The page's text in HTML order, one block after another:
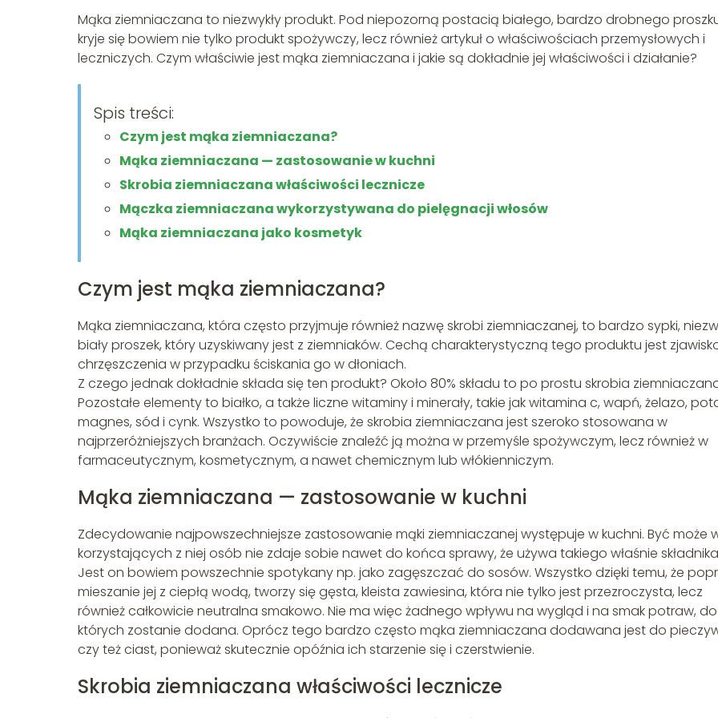
Mąka ziemniaczana to niezwykły produkt. Pod niepozorną postacią białego, bardzo drobnego
kryje się bowiem nie tylko produkt spożywczy, lecz również artykuł o właściwościach przemysłowych i
leczniczych. Czym właściwie jest mąka ziemniaczana i jakie są dokładnie jej właściwości i działanie?
Spis treści:
Czym jest mąka ziemniaczana?
Mąka ziemniaczana — zastosowanie w kuchni
Skrobia ziemniaczana właściwości lecznicze
Mączka ziemniaczana wykorzystywana do pielęgnacji włosów
Mąka ziemniaczana jako kosmetyk
Czym jest mąka ziemniaczana?
Mąka ziemniaczana, która często przyjmuje również nazwę skrobi ziemniaczanej, to bardzo sypki,
biały proszek, który uzyskiwany jest z ziemniaków. Cechą charakterystyczną tego produktu jest
chrzęszczenia w przypadku ściskania go w dłoniach.
Z czego jednak dokładnie składa się ten produkt? Około 80% składu to po prostu skrobia
Pozostałe elementy to białko, a także liczne witaminy i minerały, takie jak witamina c, wapń, żelazo,
magnes, sód i cynk. Wszystko to powoduje, że skrobia ziemniaczana jest szeroko stosowana w
najprzeróżniejszych branżach. Oczywiście znaleźć ją można w przemyśle spożywczym, lecz również w
farmaceutycznym, kosmetycznym, a nawet chemicznym lub włókienniczym.
Mąka ziemniaczana — zastosowanie w kuchni
Zdecydowanie najpowszechniejsze zastosowanie mąki ziemniaczanej występuje w kuchni. Być może
korzystających z niej osób nie zdaje sobie nawet do końca sprawy, że używa takiego właśnie
Jest on bowiem powszechnie spotykany np. jako zagęszczać do sosów. Wszystko dzięki temu, że
mieszanie jej z ciepłą wodą, tworzy się gęsta, kleista zawiesina, która nie tylko jest przezroczysta, lecz
również całkowicie neutralna smakowo. Nie ma więc żadnego wpływu na wygląd i na smak potraw, do
których zostanie dodana. Oprócz tego bardzo często mąka ziemniaczana dodawana jest do
czy też ciast, ponieważ skutecznie opóźnia ich starzenie się i czerstwienie.
Skrobia ziemniaczana właściwości lecznicze